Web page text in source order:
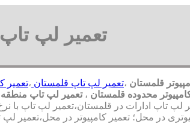
تعمیر لپ
قلمستان ،تعمیر لپ تاپ قلمستان ،تعمیر
محدوده قلمستان ، تعمیر لپ تاپ
ادارات در قلمستان،تعمیر لپ تاپ با نرخ
در محل؛ تعمیر کامپیوتر در محل،تعمیر لپ